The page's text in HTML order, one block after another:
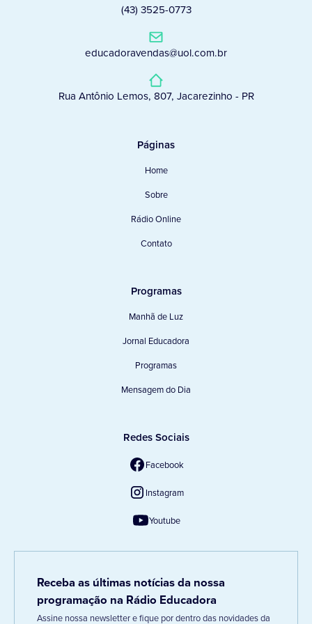
(43) 3525-0773
educadoravendas@uol.com.br
Rua Antônio Lemos, 807, Jacarezinho - PR
Páginas
Home
Sobre
Rádio Online
Contato
Programas
Manhã de Luz
Jornal Educadora
Programas
Mensagem do Dia
Redes Sociais
Facebook
Instagram
Youtube
Receba as últimas notícias da nossa
programação na Rádio Educadora
Assine nossa newsletter e fique por dentro das novidades da